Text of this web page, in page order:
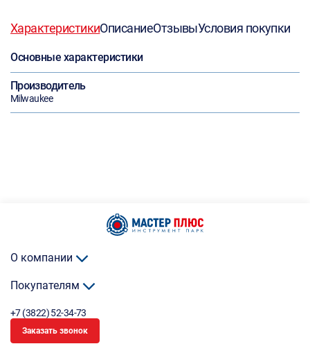
ХарактеристикиОписаниеОтзывыУсловия покупки
Основные характеристики
Производитель
Milwaukee
О компании
Покупателям
+7 (3822) 52-34-73
Заказать звонок